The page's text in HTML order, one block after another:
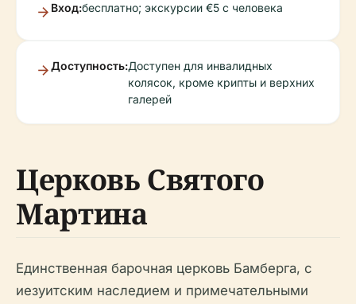
Вход:бесплатно; экскурсии €5 с человека
Доступность:Доступен для инвалидных
колясок, кроме крипты и верхних
галерей
Церковь Святого
Мартина
Единственная барочная церковь Бамберга, с
иезуитским наследием и примечательными